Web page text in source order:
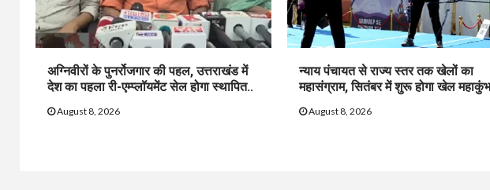
अग्निवीरों के पुनर्रोजगार की पहल, उत्तराखंड में
देश का पहला री-एम्प्लॉयमेंट सेल होगा स्थापित..
August 8, 2026
न्याय पंचायत से राज्य स्तर तक खेलों का
महासंग्राम, सितंबर में शुरू होगा खेल
August 8, 2026